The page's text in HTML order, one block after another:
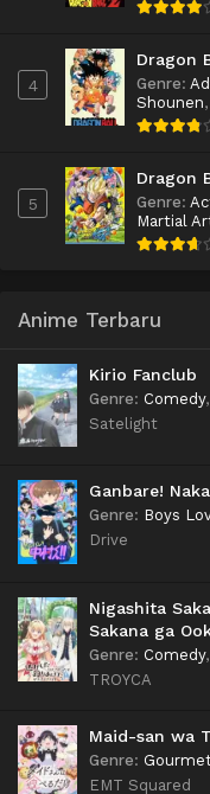
4
Dragon
Genre:
Shounen,
5
Dragon
Genre:
Martial
Anime Terbaru
Kirio Fanclub
Genre: Comedy,
Satelight
Ganbare!
Genre: Boys
Drive
Nigashita
Sakana ga
Genre: Comedy,
TROYCA
Maid-san wa
Genre:
EMT Squared